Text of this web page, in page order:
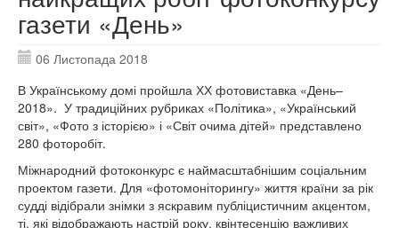
газети «День»
06 Листопада 2018
В Українському домі пройшла ХХ фотовиставка «День–
2018». У традиційних рубриках «Політика», «Український
світ», «Фото з історією» і «Світ очима дітей» представлено
280 фоторобіт.
Міжнародний фотоконкурс є наймасштабнішим соціальним
проектом газети. Для «фотомоніторингу» життя країни за рік
судді відібрали знімки з яскравим публіцистичним акцентом,
ті, які відображають настрій року, квінтесенцію важливих